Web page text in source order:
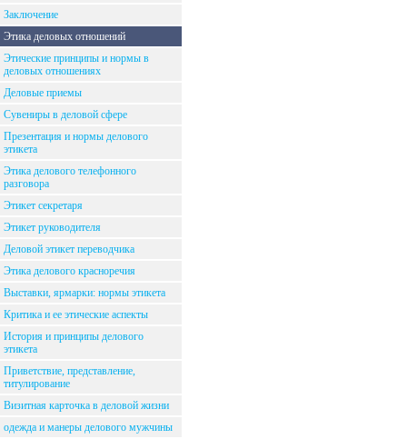
Заключение
Этика деловых отношений
Этические принципы и нормы в
деловых отношениях
Деловые приемы
Сувениры в деловой сфере
Презентация и нормы делового
этикета
Этика делового телефонного
разговора
Этикет секретаря
Этикет руководителя
Деловой этикет переводчика
Этика делового красноречия
Выставки, ярмарки: нормы этикета
Критика и ее этические аспекты
История и принципы делового
этикета
Приветствие, представление,
титулирование
Визитная карточка в деловой жизни
одежда и манеры делового мужчины